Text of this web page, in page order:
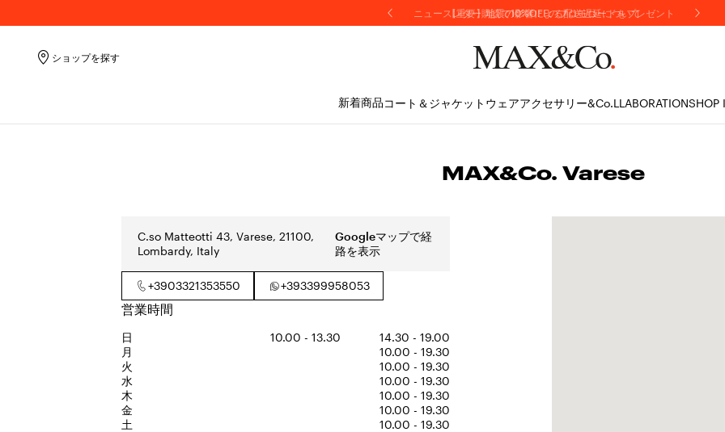
【重要】地震の影響による配送遅延について
ショップを探す
新着商品コート＆ジャケット ウェアアクセサリー&Co.LLABORATIONSHOP
MAX&Co. Varese
C.so Matteotti 43, Varese, 21100,
Lombardy, Italy
Googleマップで経
路を表示
+3903321353550 +393399958053
営業時間
日 10.00 - 13.30
14.30 - 19.00
月
10.00 - 19.30
火
10.00 - 19.30
水
10.00 - 19.30
木
10.00 - 19.30
金
10.00 - 19.30
土
10.00 - 19.30